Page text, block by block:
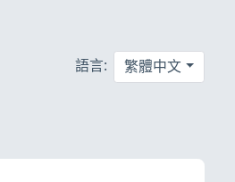
語言: 繁體中文